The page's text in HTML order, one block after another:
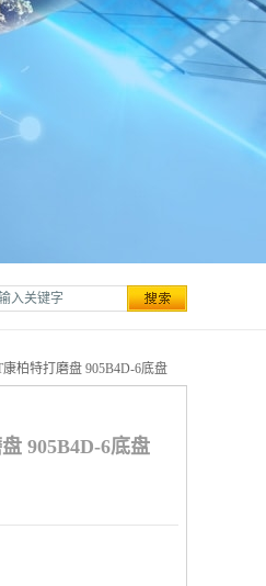
柏特打磨盘 905B4D-6底盘
905B4D-6底盘